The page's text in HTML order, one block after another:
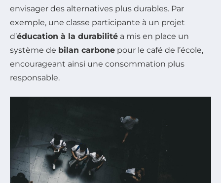
envisager des alternatives plus durables. Par
exemple, une classe participante à un projet
d’éducation à la durabilité a mis en place un
système de bilan carbone pour le café de l’école,
encourageant ainsi une consommation plus
responsable.